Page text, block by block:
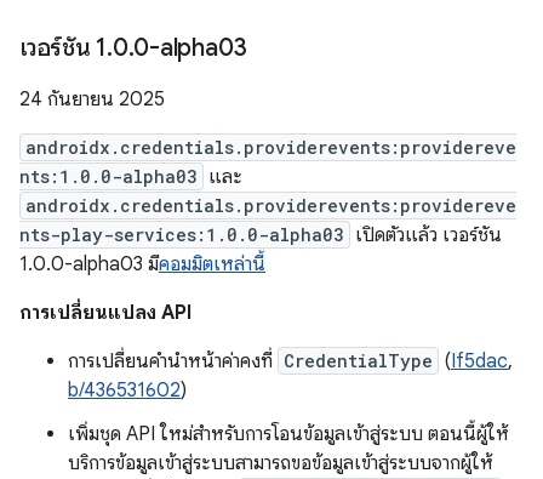
เวอร์ชัน 1.0.0-alpha03
24 กันยายน 2025
androidx.credentials.providerevents:providereve
nts:1.0.0-alpha03 และ
androidx.credentials.providerevents:providereve
nts-play-services:1.0.0-alpha03 เปิดตัวแล้ว เวอร์ชัน
1.0.0-alpha03 มีคอมมิตเหล่านี้
การเปลี่ยนแปลง API
การเปลี่ยนคำนำหน้าค่าคงที่ CredentialType (If5dac,
b/436531602)
เพิ่มชุด API ใหม่สำหรับการโอนข้อมูลเข้าสู่ระบบ ตอนนี้ผู้ให้
บริการข้อมูลเข้าสู่ระบบสามารถขอข้อมูลเข้าสู่ระบบจากผู้ให้